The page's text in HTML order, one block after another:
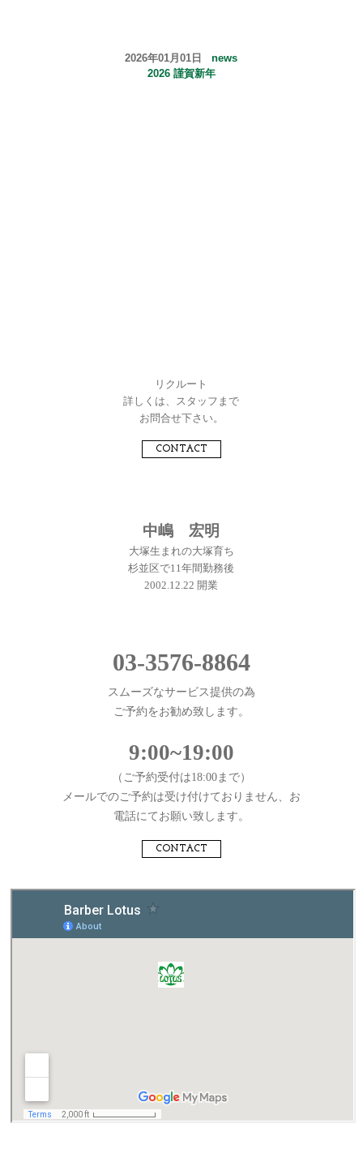
2026年01月01日news
2026 謹賀新年
リクルート
詳しくは、スタッフまで
お問合せ下さい。
CONTACT
中嶋 宏明
大塚生まれの大塚育ち
杉並区で11年間勤務後
2002.12.22 開業
03-3576-8864
スムーズなサービス提供の為
ご予約をお勧め致します。
9:00~19:00
（ご予約受付は18:00まで）
メールでのご予約は受け付けておりません、お
電話にてお願い致します。
CONTACT